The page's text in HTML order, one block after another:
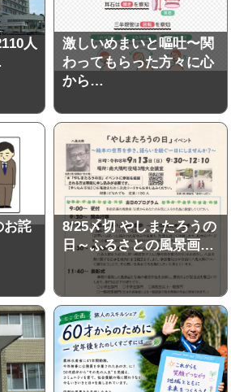
人
激しいめまいと嘔吐〜関
わってもらった方々に心
から…
お詫
8/25〆切 やしまたろうの
日～ふるさとの風景画…